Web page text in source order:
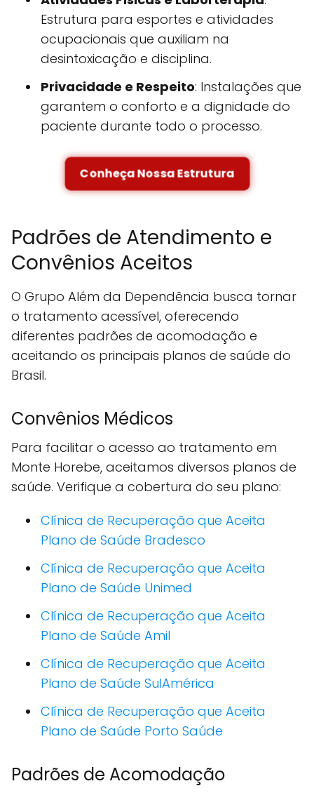
Estrutura para esportes e atividades
ocupacionais que auxiliam na
desintoxicação e disciplina.
Privacidade e Respeito: Instalações que
garantem o conforto e a dignidade do
paciente durante todo o processo.
Conheça Nossa Estrutura
Padrões de Atendimento e
Convênios Aceitos
O Grupo Além da Dependência busca tornar
o tratamento acessível, oferecendo
diferentes padrões de acomodação e
aceitando os principais planos de saúde do
Brasil.
Convênios Médicos
Para facilitar o acesso ao tratamento em
Monte Horebe, aceitamos diversos planos de
saúde. Verifique a cobertura do seu plano:
Clínica de Recuperação que Aceita
Plano de Saúde Bradesco
Clínica de Recuperação que Aceita
Plano de Saúde Unimed
Clínica de Recuperação que Aceita
Plano de Saúde Amil
Clínica de Recuperação que Aceita
Plano de Saúde SulAmérica
Clínica de Recuperação que Aceita
Plano de Saúde Porto Saúde
Padrões de Acomodação